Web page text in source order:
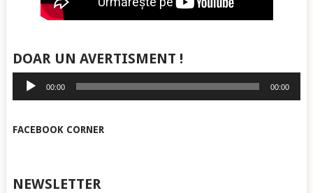
DOAR UN AVERTISMENT !
Player
audio
00:00 00:00
FACEBOOK CORNER
NEWSLETTER